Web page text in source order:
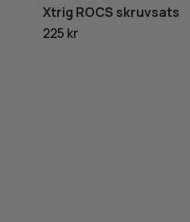
Xtrig ROCS skruvsats
225 kr